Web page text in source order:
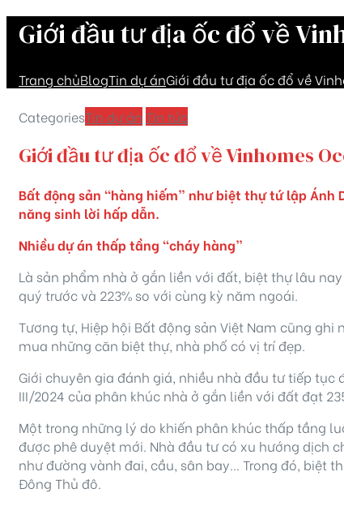
Giới đầu tư địa ốc đổ về
Trang chủBlogTin dự ánGiới đầu tư địa ốc đổ về
CategoriesTin dự án Tin tức
Giới đầu tư địa ốc đổ về Vinhomes
Bất động sản “hàng hiếm” như biệt thự tứ lập
năng sinh lời hấp dẫn.
Nhiều dự án thấp tầng “cháy hàng”
Là sản phẩm nhà ở gắn liền với đất, biệt thự lâu
quý trước và 223% so với cùng kỳ năm ngoái.
Tương tự, Hiệp hội Bất động sản Việt Nam cũng
mua những căn biệt thự, nhà phố có vị trí đẹp.
Giới chuyên gia đánh giá, nhiều nhà đầu tư tiếp
III/2024 của phân khúc nhà ở gắn liền với đất đạt
Một trong những lý do khiến phân khúc thấp tầng
được phê duyệt mới. Nhà đầu tư có xu hướng dịch
như đường vành đai, cầu, sân bay… Trong đó, biệt
Đông Thủ đô.